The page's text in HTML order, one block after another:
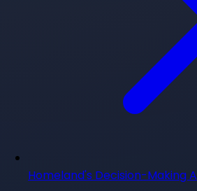
Homeland's Decision-Making